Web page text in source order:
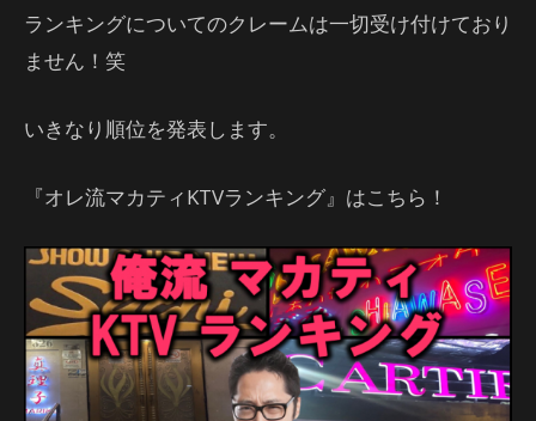
ランキングについてのクレームは一切受け付けており
ません！笑
いきなり順位を発表します。
『オレ流マカティKTVランキング』はこちら！